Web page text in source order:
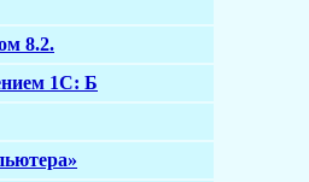
8.2.
1С: Б